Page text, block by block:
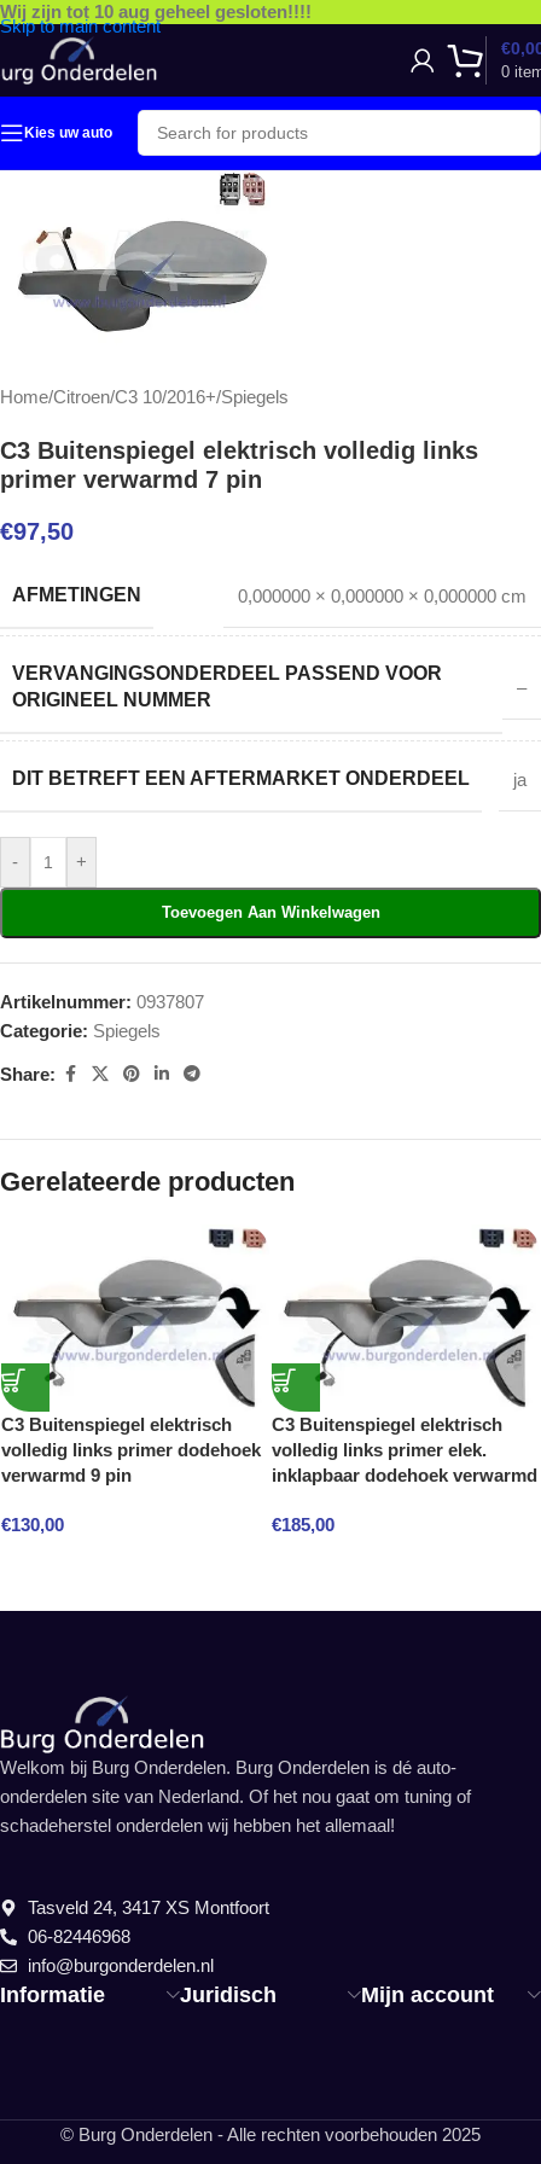
Skip to main content
Wij zijn tot 10 aug geheel gesloten!!!!
0
€
Kies uw auto
Home/Citroen/C3 10/2016+/Spiegels
C3 Buitenspiegel elektrisch volledig links
primer verwarmd 7 pin
€97,50
AFMETINGEN 0,000000 × 0,000000 × 0,000000 cm
VERVANGINGSONDERDEEL PASSEND VOOR
ORIGINEEL NUMMER
–
DIT BETREFT EEN AFTERMARKET ONDERDEEL ja
- +
Toevoegen Aan Winkelwagen
Artikelnummer: 0937807
Categorie: Spiegels
Share:
Gerelateerde producten
C3 Buitenspiegel elektrisch
volledig links primer dodehoek
verwarmd 9 pin
€130,00
C3 Buitenspiegel elektrisch
volledig links primer elek.
inklapbaar dodehoek verwarmd
€185,00
Informatie Juridisch Mijn account
Welkom bij Burg Onderdelen. Burg Onderdelen is dé auto-
onderdelen site van Nederland. Of het nou gaat om tuning of
schadeherstel onderdelen wij hebben het allemaal!
Tasveld 24, 3417 XS Montfoort
06-82446968
info@burgonderdelen.nl
© Burg Onderdelen - Alle rechten voorbehouden 2025